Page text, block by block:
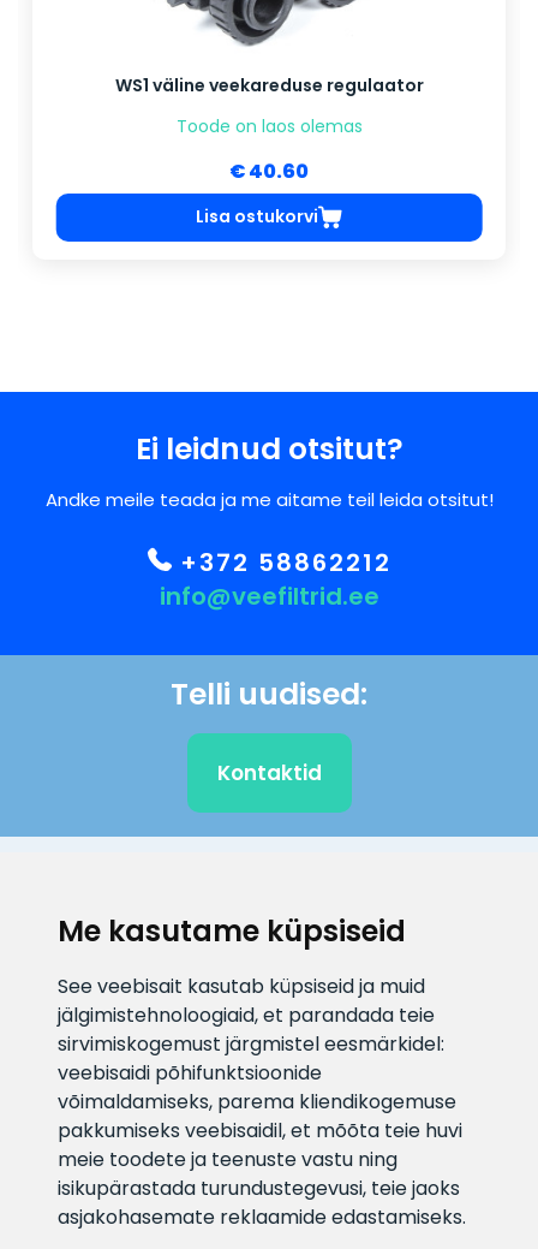
Me kasutame küpsiseid
See veebisait kasutab küpsiseid ja muid
jälgimistehnoloogiaid, et parandada teie
sirvimiskogemust järgmistel eesmärkidel:
veebisaidi põhifunktsioonide
võimaldamiseks, parema kliendikogemuse
pakkumiseks veebisaidil,et mõõta teie huvi
meie toodete ja teenuste vastu ning
isikupärastada turundustegevusi, teie jaoks
asjakohasemate reklaamide edastamiseks.
WS1 väline veekareduse regulaator
Toode on laos olemas
€ 40.60
Lisa ostukorvi
Ei leidnud otsitut?
Andke meile teada ja me aitame teil leida otsitut!
+372 58862212
info@veefiltrid.ee
Telli uudised:
Kontaktid
info@veefiltrid.ee
Infotelefon
+372 58862212
Vaata tööaegu
Reti tee 11, Peetri, 75312 Harju
maakond, Estonia